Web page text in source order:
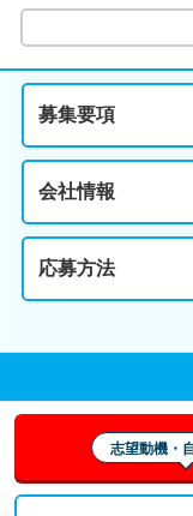
募集要項
会社情報
応募方法
志望動機・